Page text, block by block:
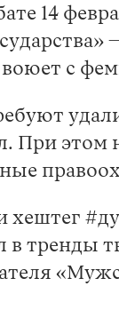
14
с
При этом
хештег
тренды